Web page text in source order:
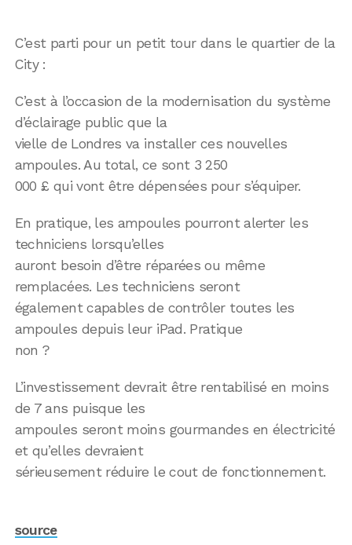
C’est parti pour un petit tour dans le quartier de la
City :
C’est à l’occasion de la modernisation du système
d’éclairage public que la
vielle de Londres va installer ces nouvelles
ampoules. Au total, ce sont 3 250
000 £ qui vont être dépensées pour s’équiper.
En pratique, les ampoules pourront alerter les
techniciens lorsqu’elles
auront besoin d’être réparées ou même
remplacées. Les techniciens seront
également capables de contrôler toutes les
ampoules depuis leur iPad. Pratique
non ?
L’investissement devrait être rentabilisé en moins
de 7 ans puisque les
ampoules seront moins gourmandes en électricité
et qu’elles devraient
sérieusement réduire le cout de fonctionnement.
source